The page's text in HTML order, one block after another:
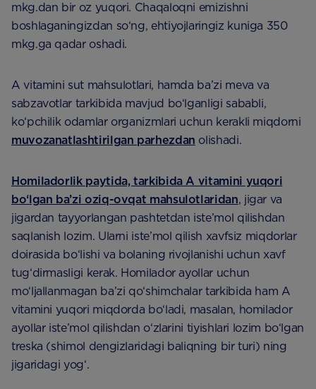
mkg.dan bir oz yuqori. Chaqaloqni emizishni
boshlaganingizdan so‘ng, ehtiyojlaringiz kuniga 350
mkg.ga qadar oshadi.
A vitamini sut mahsulotlari, hamda ba’zi meva va
sabzavotlar tarkibida mavjud bo‘lganligi sababli,
ko‘pchilik odamlar organizmlari uchun kerakli miqdorni
muvozanatlashtirilgan parhezdan olishadi.
Homiladorlik paytida, tarkibida A vitamini yuqori
bo‘lgan ba’zi oziq-ovqat mahsulotlaridan, jigar va
jigardan tayyorlangan pashtetdan iste’mol qilishdan
saqlanish lozim. Ularni iste’mol qilish xavfsiz miqdorlar
doirasida bo‘lishi va bolaning rivojlanishi uchun xavf
tug‘dirmasligi kerak. Homilador ayollar uchun
mo‘ljallanmagan ba’zi qo‘shimchalar tarkibida ham A
vitamini yuqori miqdorda bo‘ladi, masalan, homilador
ayollar iste’mol qilishdan o‘zlarini tiyishlari lozim bo‘lgan
treska (shimol dengizlaridagi baliqning bir turi) ning
jigaridagi yog‘.